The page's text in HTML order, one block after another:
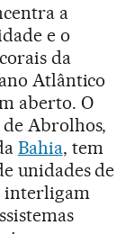
a
e o
da
Atlântico
aberto. O
Abrolhos,
Bahia, tem
unidades de
interligam